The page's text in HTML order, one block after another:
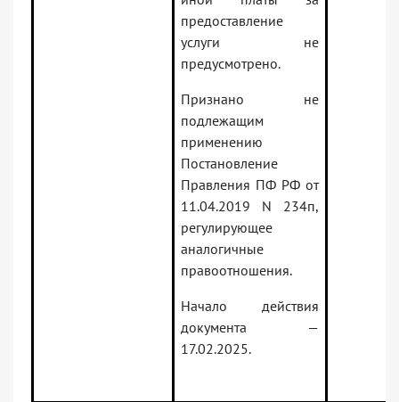
предоставление
услуги не
предусмотрено.
Признано не
подлежащим
применению
Постановление
Правления ПФ РФ от
11.04.2019 N 234п,
регулирующее
аналогичные
правоотношения.
Начало действия
документа —
17.02.2025.